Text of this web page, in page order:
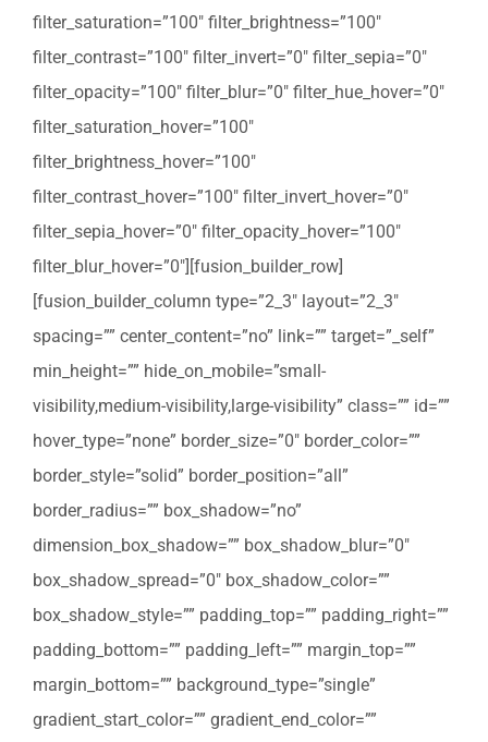
filter_saturation=”100″ filter_brightness=”100″
filter_contrast=”100″ filter_invert=”0″ filter_sepia=”0″
filter_opacity=”100″ filter_blur=”0″ filter_hue_hover=”0″
filter_saturation_hover=”100″
filter_brightness_hover=”100″
filter_contrast_hover=”100″ filter_invert_hover=”0″
filter_sepia_hover=”0″ filter_opacity_hover=”100″
filter_blur_hover=”0″][fusion_builder_row]
[fusion_builder_column type=”2_3″ layout=”2_3″
spacing=”” center_content=”no” link=”” target=”_self”
min_height=”” hide_on_mobile=”small-
visibility,medium-visibility,large-visibility” class=”” id=””
hover_type=”none” border_size=”0″ border_color=””
border_style=”solid” border_position=”all”
border_radius=”” box_shadow=”no”
dimension_box_shadow=”” box_shadow_blur=”0″
box_shadow_spread=”0″ box_shadow_color=””
box_shadow_style=”” padding_top=”” padding_right=””
padding_bottom=”” padding_left=”” margin_top=””
margin_bottom=”” background_type=”single”
gradient_start_color=”” gradient_end_color=””